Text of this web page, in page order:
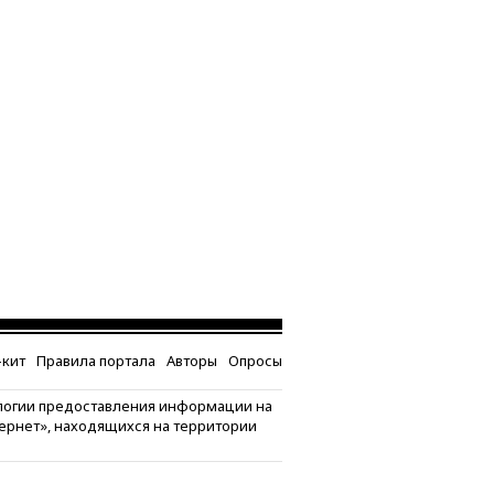
Правила портала Авторы Опросы
предоставления информации на
находящихся на территории